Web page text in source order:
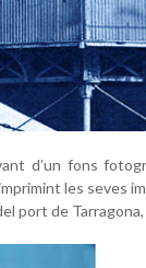
d’un fons
les seves
port de